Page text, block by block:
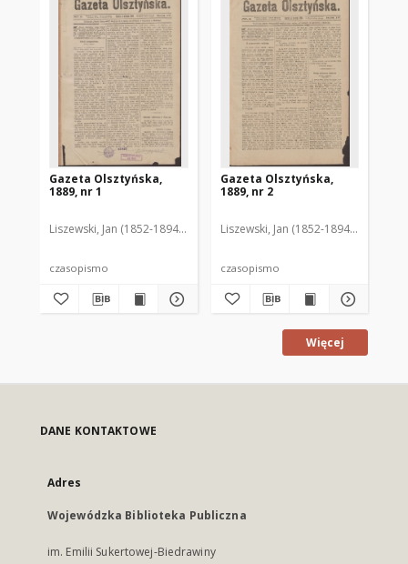
Gazeta Olsztyńska,
1889, nr 1
Liszewski, Jan (1852-1894). Red.
czasopismo
Gazeta Olsztyńska,
1889, nr 2
Liszewski, Jan (1852-1894). Red.
czasopismo
Więcej
DANE KONTAKTOWE
Adres
Wojewódzka Biblioteka Publiczna
im. Emilii Sukertowej-Biedrawiny